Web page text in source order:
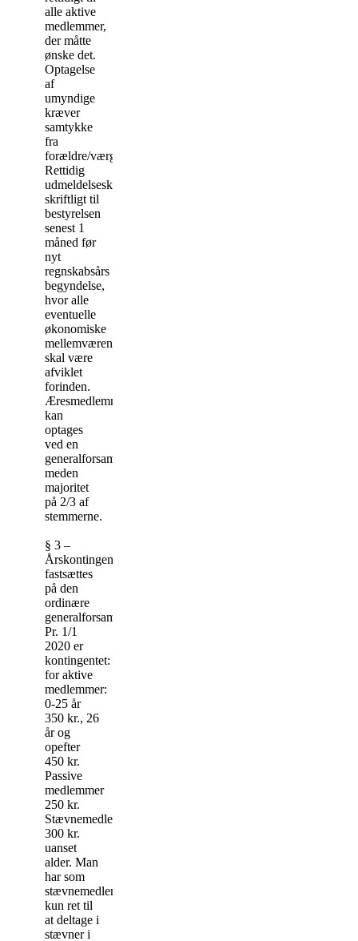
alle aktive
medlemmer,
der måtte
ønske det.
Optagelse
af
umyndige
kræver
samtykke
fra
forældre/værge.
Rettidig
udmeldelsesker
skriftligt til
bestyrelsen
senest 1
måned før
nyt
regnskabsårs
begyndelse,
hvor alle
eventuelle
økonomiske
mellemværender
skal være
afviklet
forinden.
Æresmedlemmer
kan
optages
ved en
generalforsamlingsbeslutning
meden
majoritet
på 2/3 af
stemmerne.
§ 3 –
Årskontingentet
fastsættes
på den
ordinære
generalforsamling.
Pr. 1/1
2020 er
kontingentet:
for aktive
medlemmer:
0-25 år
350 kr., 26
år og
opefter
450 kr.
Passive
medlemmer
250 kr.
Stævnemedlem
300 kr.
uanset
alder. Man
har som
stævnemedlem
kun ret til
at deltage i
stævner i